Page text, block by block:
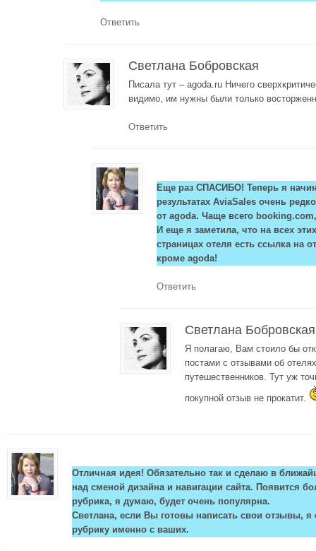
Ответить
Светлана Бобровская
Писала тут – agoda.ru Ничего
видимо, им нужны были только
Ответить
Еще раз СПАСИБО! Теперь я
результатах AviaSales очень
от agoda. Чаще всего
И еще я заметила, что на всех
страницах отеля есть ссылка на
кроме agoda!
Ответить
Светлана Бобровская
Я полагаю, Вам стоило бы
постами с отзывами об
путешественников. Тут уж
покупной отзыв не прокатит.
Отличная идея! Обязательно так и сделаю в
над сменой дизайна и навигации сайта. Появится
рубрика, я думаю, будет очень популярна.
Светлана, если Вы готовы написать свои отзывы,
рубрику именно с ваших.